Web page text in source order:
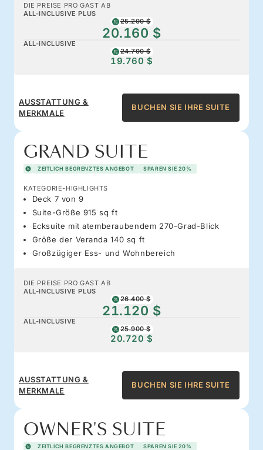
DIE PREISE PRO GAST AB
ALL-INCLUSIVE PLUS
25.200 $
20.160 $
ALL-INCLUSIVE
24.700 $
19.760 $
AUSSTATTUNG &
MERKMALE
BUCHEN SIE IHRE SUITE
GRAND SUITE
ZEITLICH BEGRENZTES ANGEBOT SPAREN SIE 20%
KATEGORIE-HIGHLIGHTS
Deck 7 von 9
Suite-Größe 915 sq ft
Ecksuite mit atemberaubendem 270-Grad-Blick
Größe der Veranda 140 sq ft
Großzügiger Ess- und Wohnbereich
DIE PREISE PRO GAST AB
ALL-INCLUSIVE PLUS
26.400 $
21.120 $
ALL-INCLUSIVE
25.900 $
20.720 $
AUSSTATTUNG &
MERKMALE
BUCHEN SIE IHRE SUITE
OWNER'S SUITE
ZEITLICH BEGRENZTES ANGEBOT SPAREN SIE 20%